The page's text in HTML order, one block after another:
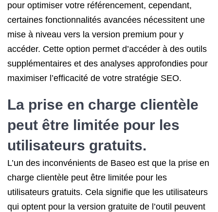
pour optimiser votre référencement, cependant,
certaines fonctionnalités avancées nécessitent une
mise à niveau vers la version premium pour y
accéder. Cette option permet d’accéder à des outils
supplémentaires et des analyses approfondies pour
maximiser l’efficacité de votre stratégie SEO.
La prise en charge clientèle
peut être limitée pour les
utilisateurs gratuits.
L’un des inconvénients de Baseo est que la prise en
charge clientèle peut être limitée pour les
utilisateurs gratuits. Cela signifie que les utilisateurs
qui optent pour la version gratuite de l’outil peuvent